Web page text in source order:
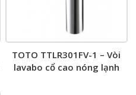
TOTO TTLR301FV-1 – Vòi
lavabo cổ cao nóng lạnh